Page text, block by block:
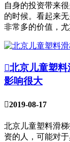
自身的投资带来
的时候。看起来
非常多的价值，
北京儿童塑料
影响很大
2019-08-17
北京儿童塑料滑
资的人，可能对